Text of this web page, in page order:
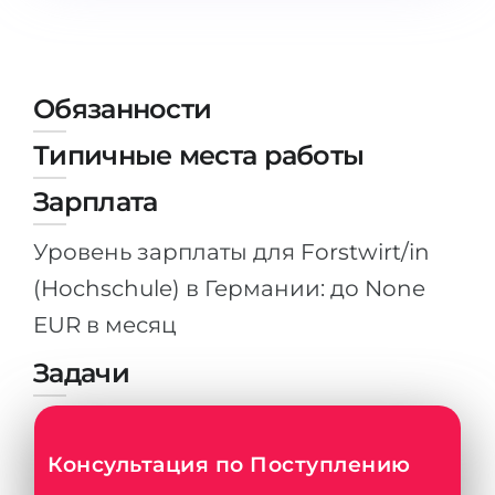
Штудиенколлеги
Курсы штудиенколлег
Freshman / Foundation
Подготовка к вузу
Подготовка к штудиенколлег
Специальные курсы
Математика
Портфолио
Земли
Второе Высшее
ПОСТУПАЕМ ПОСЛЕ...
Школы 11 классов
Школы 12 классов (NIS)
Колледжа
IB-Diploma
1 курса
2-3 курса
Бакалавриата
Обязанности
Типичные места работы
Зарплата
Уровень зарплаты для Forstwirt/in
(Hochschule) в Германии: до None
EUR в месяц
Задачи
Консультация по Поступлению